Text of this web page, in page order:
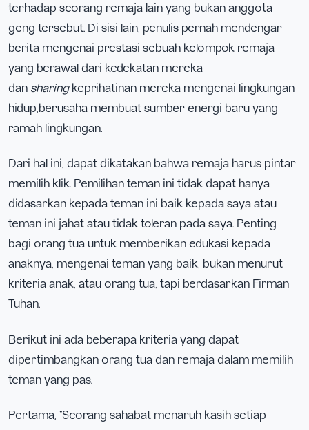
terhadap seorang remaja lain yang bukan anggota
geng tersebut. Di sisi lain, penulis pernah mendengar
berita mengenai prestasi sebuah kelompok remaja
yang berawal dari kedekatan mereka
dan sharingkeprihatinan mereka mengenai lingkungan
hidup,berusaha membuat sumber energi baru yang
ramah lingkungan.
Dari hal ini, dapat dikatakan bahwa remaja harus pintar
memilih klik. Pemilihan teman ini tidak dapat hanya
didasarkan kepada teman ini baik kepada saya atau
teman ini jahat atau tidak toleran pada saya. Penting
bagi orang tua untuk memberikan edukasi kepada
anaknya, mengenai teman yang baik, bukan menurut
kriteria anak, atau orang tua, tapi berdasarkan Firman
Tuhan.
Berikut ini ada beberapa kriteria yang dapat
dipertimbangkan orang tua dan remaja dalam memilih
teman yang pas.
Pertama, “Seorang sahabat menaruh kasih setiap